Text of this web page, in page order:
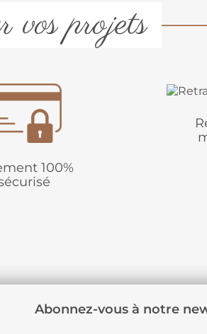
vos projets
100%
Abonnez-vous à notre